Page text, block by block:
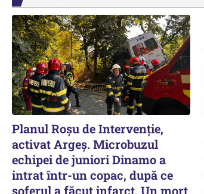
Planul Roşu de Intervenţie,
activat Argeş. Microbuzul
echipei de juniori Dinamo a
intrat într-un copac, după ce
șoferul a făcut infarct. Un mort